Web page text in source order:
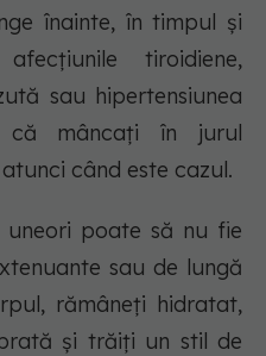
înainte, în timpul și
tiroidiene,
sau hipertensiunea
că mâncați în jurul
când este cazul.
poate să nu fie
sau de lungă
rămâneți hidratat,
și trăiți un stil de